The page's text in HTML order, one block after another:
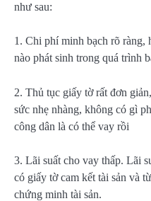
như sau:
1. Chi phí minh bạch rõ ràng,
nào phát sinh trong quá trình
2. Thủ tục giấy tờ rất đơn
sức nhẹ nhàng, không có gì
công dân là có thể vay rồi
3. Lãi suất cho vay thấp. Lãi
có giấy tờ cam kết tài sản và
chứng minh tài sản.